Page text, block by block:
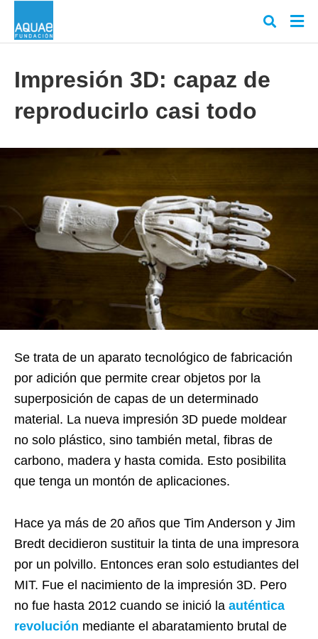
y
Impresión 3D: capaz de
reproducirlo casi todo
Se trata de un aparato tecnológico de fabricación
por adición que permite crear objetos por la
superposición de capas de un determinado
material. La nueva impresión 3D puede moldear
no solo plástico, sino también metal, fibras de
carbono, madera y hasta comida. Esto posibilita
que tenga un montón de aplicaciones.
Hace ya más de 20 años que Tim Anderson y Jim
Bredt decidieron sustituir la tinta de una impresora
por un polvillo. Entonces eran solo estudiantes del
MIT. Fue el nacimiento de la impresión 3D. Pero
no fue hasta 2012 cuando se inició la auténtica
revolución mediante el abaratamiento brutal de